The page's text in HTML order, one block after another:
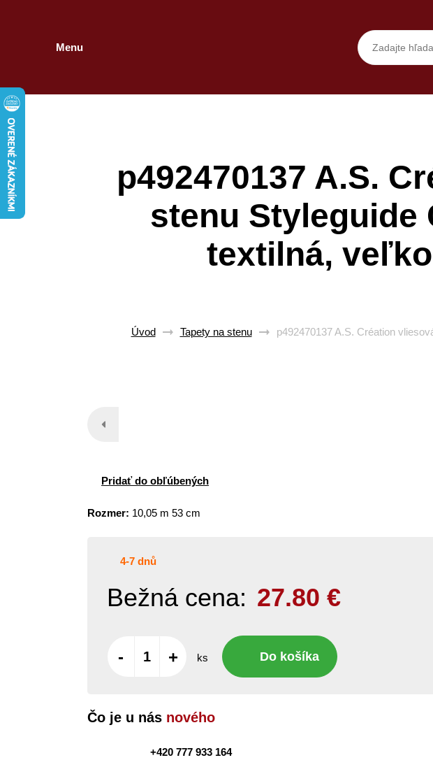
Menu
p492470137 A.S.
stenu Styleguide
textilná,
Úvod Tapety na stenu p492470137 A.S. Création
Pridať do obľúbených
Rozmer: 10,05 m 53 cm
4-7 dnů
Bežná cena: 27.80 €
- + ks Do košíka
Čo je u nás nového
+420 777 933 164